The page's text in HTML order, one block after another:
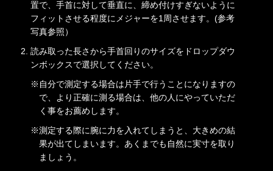
置で、手首に対して垂直に、締め付けすぎないように
フィットさせる程度にメジャーを1周させます。(参考
写真参照）
読み取った長さから手首回りのサイズをドロップダウ
ンボックスで選択してください。
自分で測定する場合は片手で行うことになりますの
で、より正確に測る場合は、他の人にやっていただ
く事をお薦めします。
測定する際に腕に力を入れてしまうと、大きめの結
果が出てしまいます。あくまでも自然に実寸を取り
ましょう。